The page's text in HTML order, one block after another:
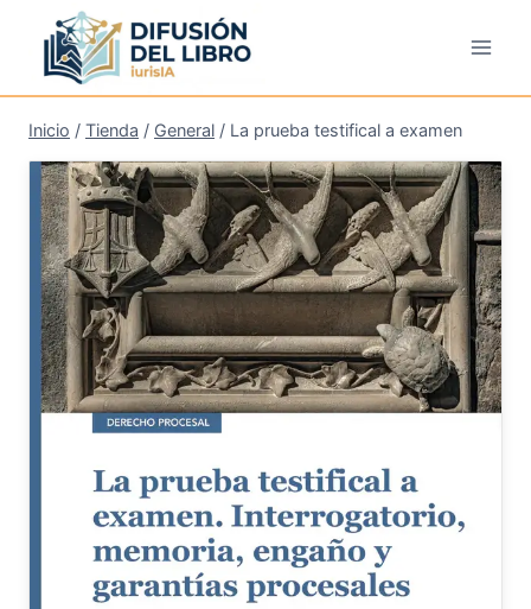
contenido
Inicio / Tienda / General / La prueba testifical a examen
¡Oferta!